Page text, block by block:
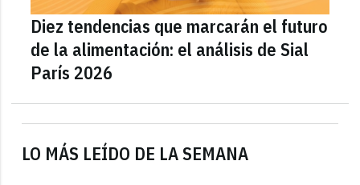
LO MÁS LEÍDO DE LA SEMANA
Diez tendencias que marcarán el futuro
de la alimentación: el análisis de Sial
París 2026